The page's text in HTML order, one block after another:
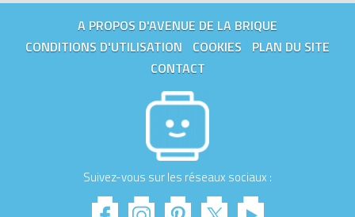
A PROPOS D'AVENUE DE LA BRIQUE
CONDITIONS D'UTILISATION
COOKIES
PLAN DU SITE
CONTACT
Suivez-vous sur les réseaux sociaux :